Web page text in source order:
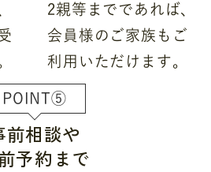
2親等までであれば、
会員様のご家族もご
利用いただけます。
POINT⑤
前相談や
予約まで